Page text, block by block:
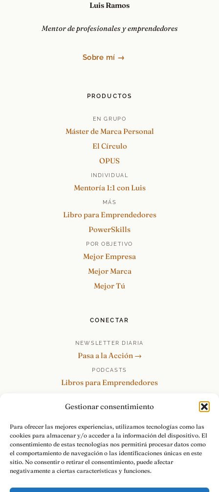
Gestionar consentimiento
Para ofrecer las mejores experiencias, utilizamos tecnologías como las
cookies para almacenar y/o acceder a la información del dispositivo. El
consentimiento de estas tecnologías nos permitirá procesar datos como
el comportamiento de navegación o las identificaciones únicas en este
sitio. No consentir o retirar el consentimiento, puede afectar
negativamente a ciertas características y funciones.
Luis Ramos
Mentor de profesionales y emprendedores
Sobre mí →
PRODUCTOS
EN GRUPO
Máster de Marca Personal
El Círculo
OPUS
INDIVIDUAL
Mentoría 1:1 con Luis
MÁS
Libro para Emprendedores
PowerSkills
POR OBJETIVO
Mejor Empresa
Mejor Marca
Mejor Tú
CONECTAR
NEWSLETTER DIARIA
Pasa a la Acción →
PODCASTS
Libros para Emprendedores
re:Invéntate / PowerSkills
MENTOR360
HABLAMOS
Contacto y consultas →